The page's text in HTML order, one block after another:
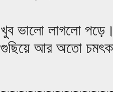
খুব ভালো লাগলো
গুছিয়ে আর অতো